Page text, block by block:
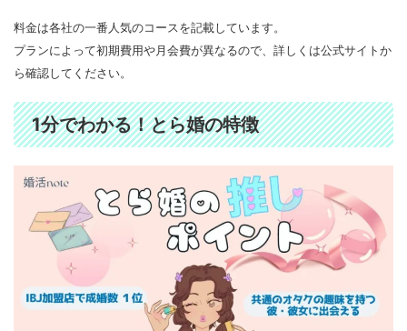
料金は各社の一番人気のコースを記載しています。
プランによって初期費用や月会費が異なるので、詳しくは公式サイトか
ら確認してください。
1分でわかる！とら婚の特徴